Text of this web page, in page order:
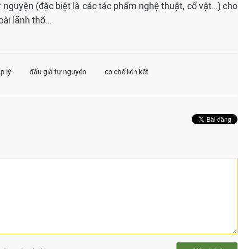
(đặc biệt là các tác phẩm nghệ thuật, cổ vật…) cho
lãnh thổ…
lý đấu giá tự nguyện cơ chế liên kết